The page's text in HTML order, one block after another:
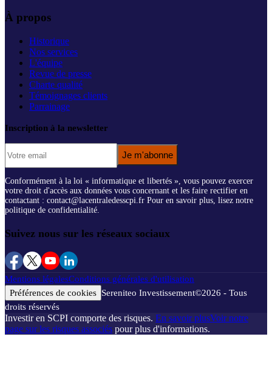
À propos
Historique
Nos services
L'équipe
Revue de presse
Charte qualité
Témoignages clients
Parrainage
Inscription à la newsletter
Je m'abonne
Conformément à la loi « informatique et libertés », vous pouvez exercer
votre droit d'accès aux données vous concernant et les faire rectifier en
contactant : contact@lacentraledesscpi.fr Pour en savoir plus, lisez notre
politique de confidentialité.
Suivez nous sur les réseaux sociaux
Mentions légalesConditions générales d'utilisation
Préférences de cookies Sereniteo Investissement©2026 - Tous
droits réservés
Investir en SCPI comporte des risques. En savoir plusVoir notre
page sur les risques associés pour plus d'informations.